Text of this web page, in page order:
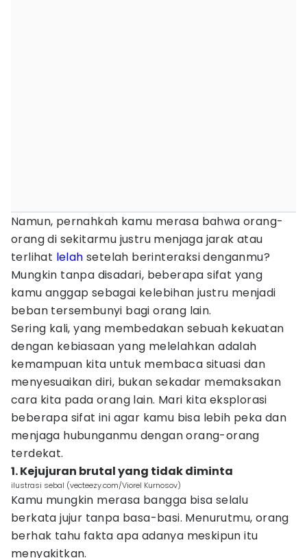
Namun, pernahkah kamu merasa bahwa orang-
orang di sekitarmu justru menjaga jarak atau
terlihat lelah setelah berinteraksi denganmu?
Mungkin tanpa disadari, beberapa sifat yang
kamu anggap sebagai kelebihan justru menjadi
beban tersembunyi bagi orang lain.
Sering kali, yang membedakan sebuah kekuatan
dengan kebiasaan yang melelahkan adalah
kemampuan kita untuk membaca situasi dan
menyesuaikan diri, bukan sekadar memaksakan
cara kita pada orang lain. Mari kita eksplorasi
beberapa sifat ini agar kamu bisa lebih peka dan
menjaga hubunganmu dengan orang-orang
terdekat.
1. Kejujuran brutal yang tidak diminta
ilustrasi sebal (vecteezy.com/Viorel Kurnosov)
Kamu mungkin merasa bangga bisa selalu
berkata jujur tanpa basa-basi. Menurutmu, orang
berhak tahu fakta apa adanya meskipun itu
menyakitkan.